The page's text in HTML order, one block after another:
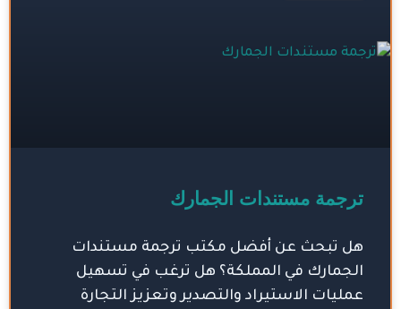
ترجمة مستندات الجمارك
هل تبحث عن أفضل مكتب ترجمة مستندات
الجمارك في المملكة؟ هل ترغب في تسهيل
عمليات الاستيراد والتصدير وتعزيز التجارة